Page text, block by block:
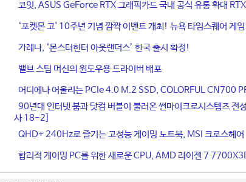
코잇, ASUS GeForce RTX 그래픽카드 국내 공식 유통 확대
‘포켓몬 고' 10주년 기념 깜짝 이벤트 개최! 뉴욕 타임스퀘어 게
가레나, ‘몬스터헌터 아웃랜더스’ 한국 출시 확정!
밸브 스팀 머신의 윈도우용 드라이버 배포
어디에나 어울리는 PCIe 4.0 M.2 SSD, COLORFUL CN700
90년대 인터넷 붐과 닷컴 버블이 불러온 썬마이크로시스템즈
사 18-2]
QHD+ 240Hz로 즐기는 고성능 게이밍 노트북, MSI 크로스
합리적 게이밍 PC를 위한 새로운 CPU, AMD 라이젠 7